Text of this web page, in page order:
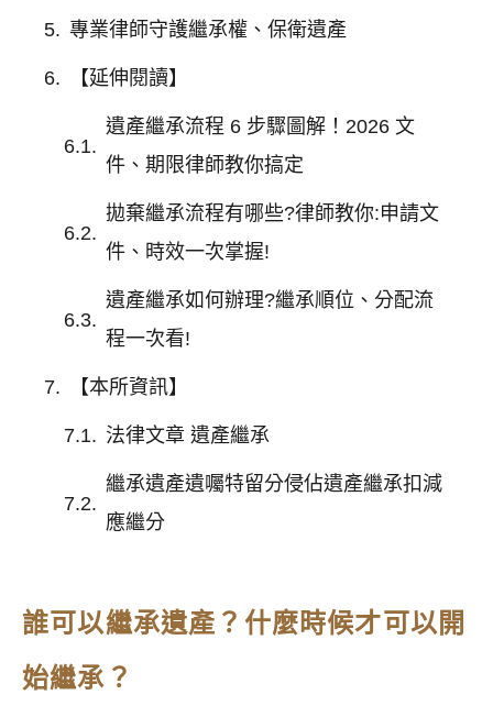
專業律師守護繼承權、保衛遺產
【延伸閱讀】
遺產繼承流程 6 步驟圖解！2026 文
件、期限律師教你搞定
拋棄繼承流程有哪些?律師教你:申請文
件、時效一次掌握!
遺產繼承如何辦理?繼承順位、分配流
程一次看!
【本所資訊】
法律文章 遺產繼承
繼承遺產遺囑特留分侵佔遺產繼承扣減
應繼分
誰可以繼承遺產？什麼時候才可以開
始繼承？